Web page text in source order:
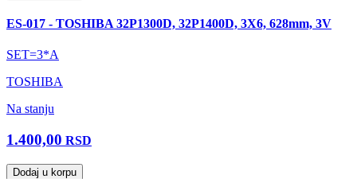
ES-017 - TOSHIBA 32P1300D, 32P1400D, 3X6, 628mm, 3V
SET=3*A
TOSHIBA
Na stanju
1.400,00 RSD
Dodaj u korpu